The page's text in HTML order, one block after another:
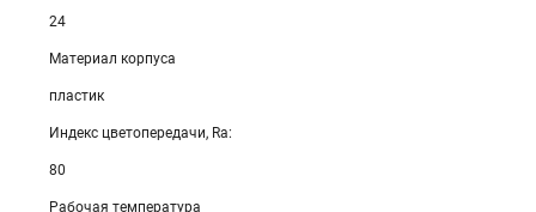
24
Материал корпуса
пластик
Индекс цветопередачи, Ra:
80
Рабочая температура